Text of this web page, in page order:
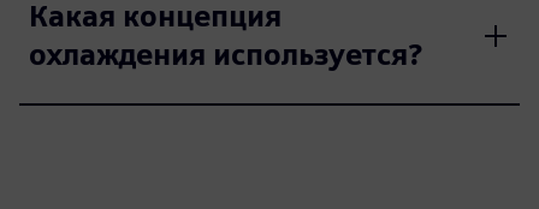
Какая концепция
охлаждения используется?